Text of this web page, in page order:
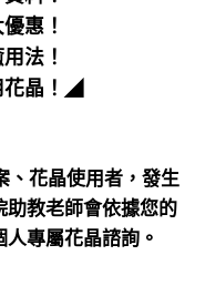
惠！
法！
晶！ ◢
、花晶使用者，發生
教老師會依據您的
專屬花晶諮詢。